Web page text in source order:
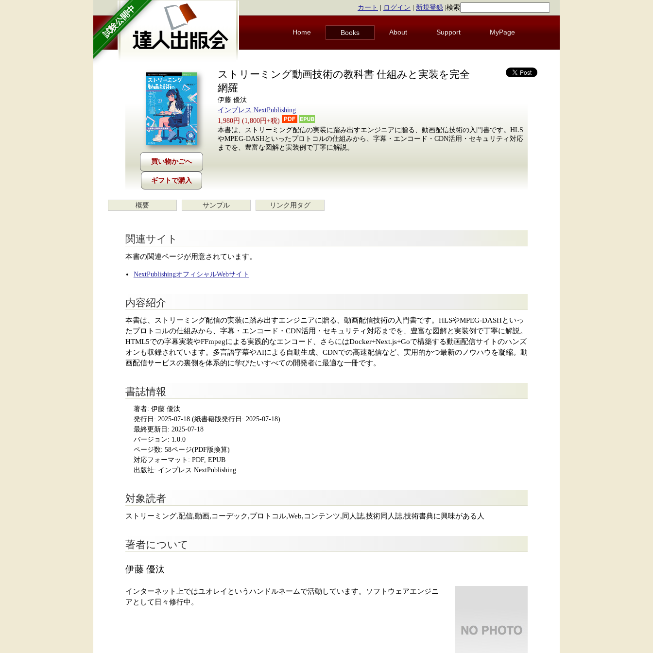
試験公開中 カート ログイン 新規登録 検索
Home Books About Support MyPage
ギフトで購入
ストリーミング動画技術の教科書 仕組みと実装を完全
網羅
伊藤 優汰
インプレス NextPublishing
1,980円 (1,800円+税)
本書は、ストリーミング配信の実装に踏み出すエンジニアに贈る、動画配信技術の入門書です。HLS
やMPEG-DASHといったプロトコルの仕組みから、字幕・エンコード・CDN活用・セキュリティ対応
までを、豊富な図解と実装例で丁寧に解説。
概要 サンプル リンク用タグ
関連サイト
本書の関連ページが用意されています。
NextPublishingオフィシャルWebサイト
内容紹介
本書は、ストリーミング配信の実装に踏み出すエンジニアに贈る、動画配信技術の入門書です。HLSやMPEG-DASHといっ
たプロトコルの仕組みから、字幕・エンコード・CDN活用・セキュリティ対応までを、豊富な図解と実装例で丁寧に解説。
HTML5での字幕実装やFFmpegによる実践的なエンコード、さらにはDocker+Next.js+Goで構築する動画配信サイトのハンズ
オンも収録されています。多言語字幕やAIによる自動生成、CDNでの高速配信など、実用的かつ最新のノウハウを凝縮。動
画配信サービスの裏側を体系的に学びたいすべての開発者に最適な一冊です。
書誌情報
著者: 伊藤 優汰
発行日: 2025-07-18(紙書籍版発行日: 2025-07-18)
最終更新日: 2025-07-18
バージョン: 1.0.0
ページ数: 58ページ(PDF版換算)
対応フォーマット: PDF, EPUB
出版社: インプレス NextPublishing
対象読者
ストリーミング,配信,動画,コーデック,プロトコル,Web,コンテンツ,同人誌,技術同人誌,技術書典に興味がある人
著者について
伊藤 優汰
インターネット上ではユオレイというハンドルネームで活動しています。ソフトウェアエンジニ
アとして日々修行中。